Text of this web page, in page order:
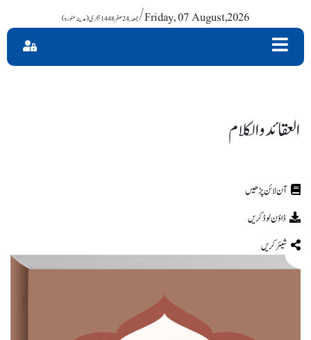
جمعہ , 24 صفر 1448 ہجری (مدینہ منورہ)/ Friday, 07 August,2026
العقائد والکلام
ڈاؤن لوڈ کریں
شیئر کریں